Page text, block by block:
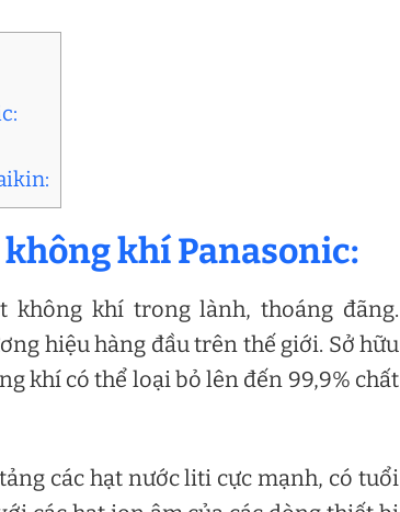
khí Panasonic:
không khí trong lành, thoáng đãng.
hiệu hàng đầu trên thế giới. Sở hữu
khí có thể loại bỏ lên đến 99,9% chất
các hạt nước liti cực mạnh, có tuổi